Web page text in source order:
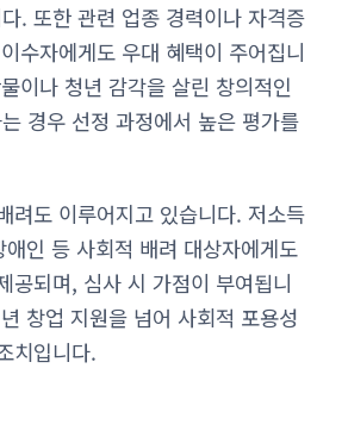
. 또한 관련 업종 경력이나 자격증
수자에게도 우대 혜택이 주어집니
이나 청년 감각을 살린 창의적인
경우 선정 과정에서 높은 평가를
려도 이루어지고 있습니다. 저소득
인 등 사회적 배려 대상자에게도
공되며, 심사 시 가점이 부여됩니
창업 지원을 넘어 사회적 포용성
치입니다.